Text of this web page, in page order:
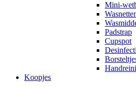
Mini-
Padstrap
Cupspot
Koopjes